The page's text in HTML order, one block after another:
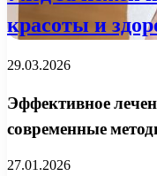
красоты и
29.03.2026
Эффективное
современные
27.01.2026